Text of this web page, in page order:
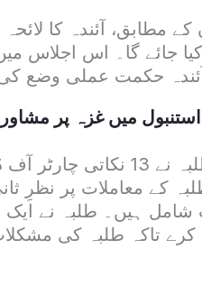
کے مطابق، آئندہ کا
جائے گا۔ اس اجلاس
حکمت عملی وضع کی
استنبول میں غزہ پر
اس موقع پر طلبہ نے
کے معاملات پر نظرِ
ہیں۔ طلبہ نے ایک
کرے تاکہ طلبہ کی